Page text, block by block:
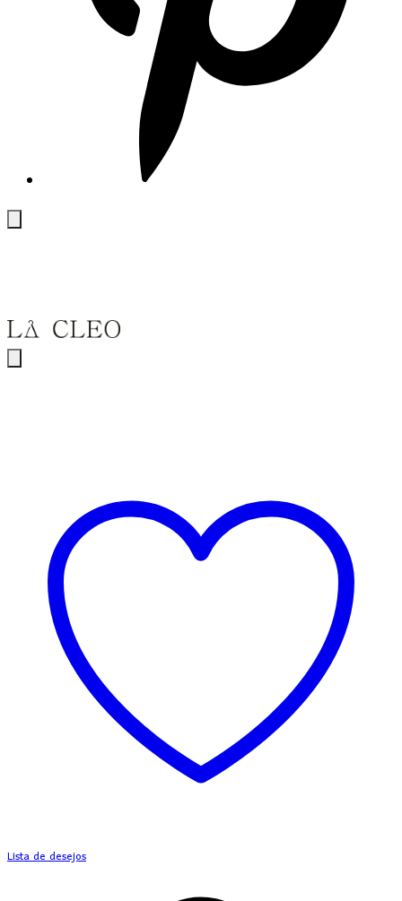
Lista de desejos